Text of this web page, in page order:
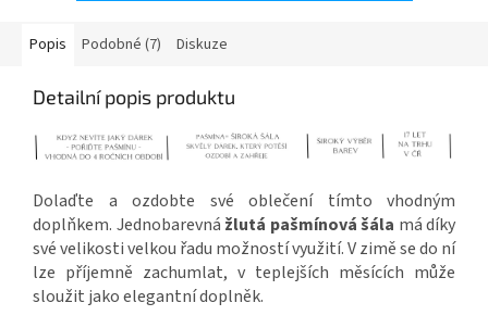
Popis Podobné (7) Diskuze
Detailní popis produktu
Dolaďte a ozdobte své oblečení tímto vhodným
doplňkem. Jednobarevná žlutá pašmínová šála má díky
své velikosti velkou řadu možností využití. V zimě se do ní
lze příjemně zachumlat, v teplejších měsících může
sloužit jako elegantní doplněk.